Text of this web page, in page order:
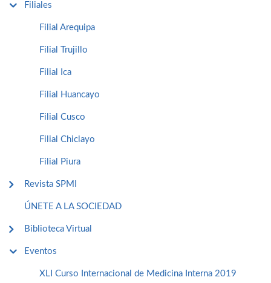
Filiales
Filial Arequipa
Filial Trujillo
Filial Ica
Filial Huancayo
Filial Cusco
Filial Chiclayo
Filial Piura
Revista SPMI
ÚNETE A LA SOCIEDAD
Biblioteca Virtual
Eventos
XLI Curso Internacional de Medicina Interna 2019